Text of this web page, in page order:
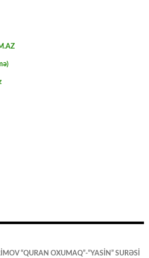
“QURAN OXUMAQ”-“YASİN” SURƏSİ